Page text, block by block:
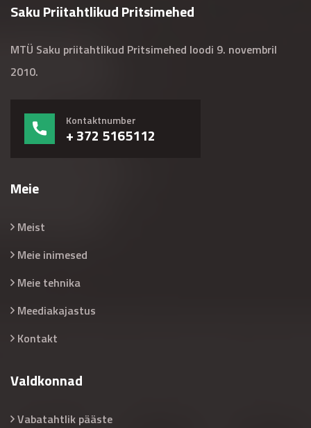
Saku Priitahtlikud Pritsimehed
MTÜ Saku priitahtlikud Pritsimehed loodi 9. novembril
2010.
Kontaktnumber
+ 372 5165112
Meie
Meist
Meie inimesed
Meie tehnika
Meediakajastus
Kontakt
Valdkonnad
Vabatahtlik pääste